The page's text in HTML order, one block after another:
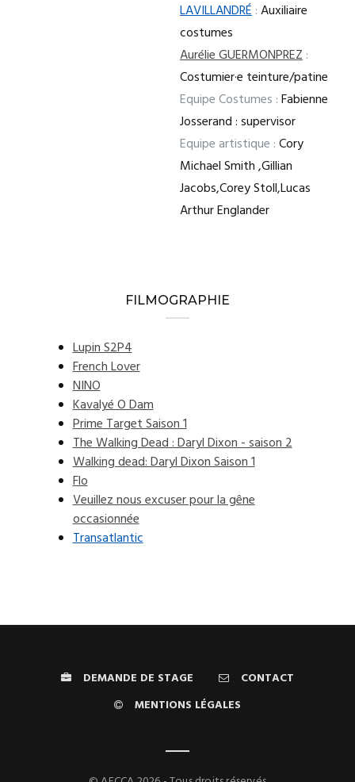
LAVILLANDRÉ:Auxiliaire
costumes
Aurélie GUERMONPREZ:
Costumier·e teinture/patine
Equipe Costumes :Fabienne
Josserand : supervisor
Equipe artistique :Cory
Michael Smith ,Gillian
Jacobs,Corey Stoll,Lucas
Arthur Englander
FILMOGRAPHIE
Lupin S2P4
French Lover
NINO
Kavalyé O Dam
Prime Target Saison 1
The Walking Dead : Daryl Dixon - saison 2
Walking dead: Daryl Dixon Saison 1
Flo
Veuillez nous excuser pour la gêne
occasionnée
Transatlantic
DEMANDE DE STAGE
CONTACT
MENTIONS LÉGALES